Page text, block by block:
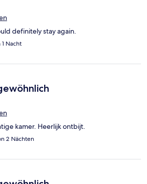
definitely stay again.
Nacht
kamer. Heerlijk ontbijt.
2 Nächten